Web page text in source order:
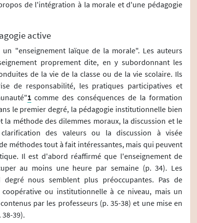
de l'intégration à la morale et d'une pédagogie
active
"enseignement laïque de la morale". Les auteurs
proprement dite, en y subordonnant les
de la vie de la classe ou de la vie scolaire. Ils
de responsabilité, les pratiques participatives et
1comme des conséquences de la formation
le premier degré, la pédagogie institutionnelle bien
la méthode des dilemmes moraux, la discussion et le
des valeurs ou la discussion à visée
méthodes tout à fait intéressantes, mais qui peuvent
Il est d'abord réaffirmé que l'enseignement de
au moins une heure par semaine (p. 34). Les
nous semblent plus préoccupantes. Pas de
ou institutionnelle à ce niveau, mais un
par les professeurs (p. 35-38) et une mise en
39).